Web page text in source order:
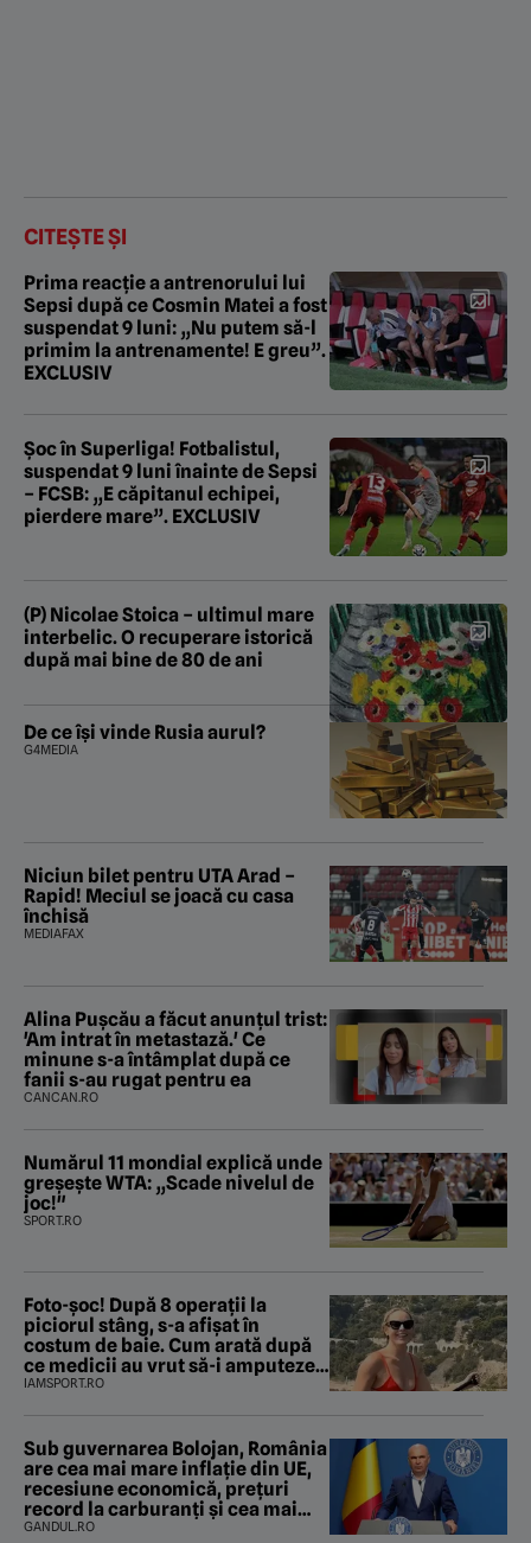
CITEȘTE ȘI
Prima reacție a antrenorului lui
Sepsi după ce Cosmin Matei a fost
suspendat 9 luni: „Nu putem să-l
primim la antrenamente! E greu”.
EXCLUSIV
Șoc în Superliga! Fotbalistul,
suspendat 9 luni înainte de Sepsi
– FCSB: „E căpitanul echipei,
pierdere mare”. EXCLUSIV
(P) Nicolae Stoica – ultimul mare
interbelic. O recuperare istorică
după mai bine de 80 de ani
De ce își vinde Rusia aurul?
G4MEDIA
Niciun bilet pentru UTA Arad –
Rapid! Meciul se joacă cu casa
închisă
MEDIAFAX
Alina Pușcău a făcut anunțul trist:
'Am intrat în metastază.' Ce
minune s-a întâmplat după ce
fanii s-au rugat pentru ea
CANCAN.RO
Numărul 11 mondial explică unde
greșește WTA: „Scade nivelul de
joc!"
SPORT.RO
Foto-șoc! După 8 operații la
piciorul stâng, s-a afișat în
costum de baie. Cum arată după
ce medicii au vrut să-i amputeze
piciorul
IAMSPORT.RO
Sub guvernarea Bolojan, România
are cea mai mare inflație din UE,
recesiune economică, prețuri
record la carburanți și cea mai
gravă criză energetică de la
GANDUL.RO